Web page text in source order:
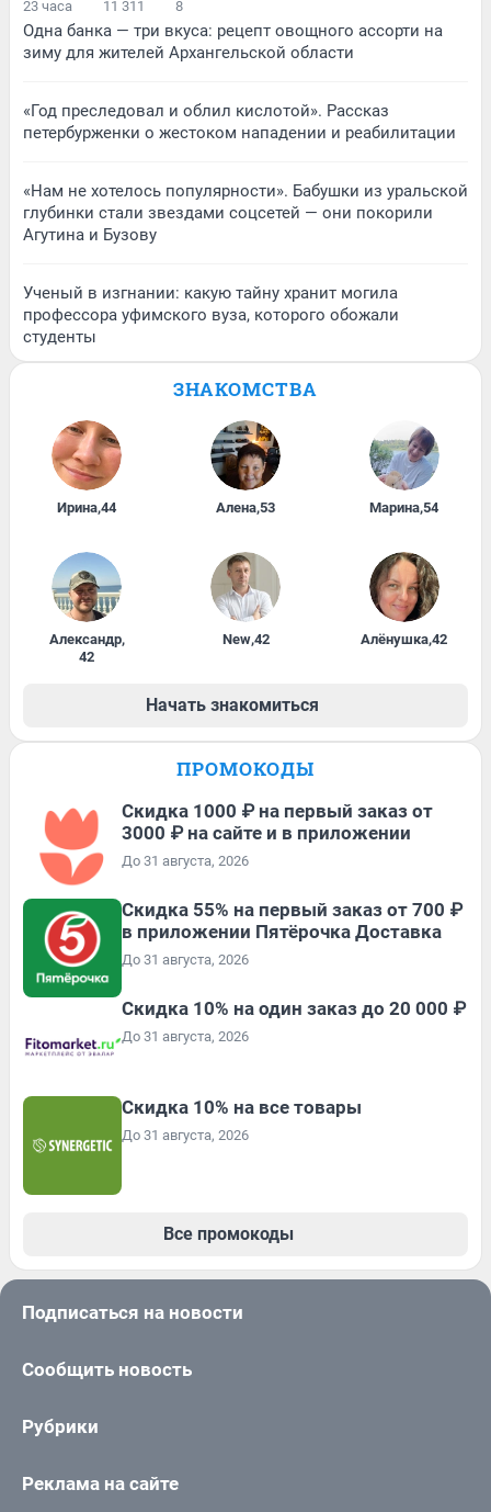
23 часа 11 311 8
Одна банка — три вкуса: рецепт овощного ассорти на
зиму для жителей Архангельской области
«Год преследовал и облил кислотой». Рассказ
петербурженки о жестоком нападении и реабилитации
«Нам не хотелось популярности». Бабушки из уральской
глубинки стали звездами соцсетей — они покорили
Агутина и Бузову
Ученый в изгнании: какую тайну хранит могила
профессора уфимского вуза, которого обожали
студенты
ЗНАКОМСТВА
Ирина,44 Алена,53 Марина,54
Александр,
42
New,42 Алёнушка,42
Начать знакомиться
ПРОМОКОДЫ
Скидка 1000 ₽ на первый заказ от
3000 ₽ на сайте и в приложении
До 31 августа, 2026
Скидка 55% на первый заказ от 700 ₽
в приложении Пятёрочка Доставка
До 31 августа, 2026
Скидка 10% на один заказ до 20 000 ₽
До 31 августа, 2026
Скидка 10% на все товары
До 31 августа, 2026
Все промокоды
Подписаться на новости
Сообщить новость
Рубрики
Реклама на сайте